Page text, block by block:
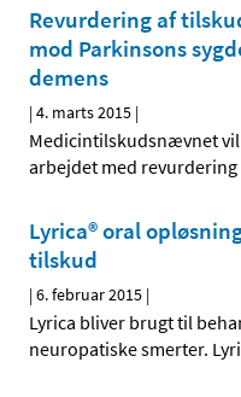
Revurdering af
mod Parkinsons
demens
|4. marts 2015 |
Medicintilskudsnævnet
arbejdet med
Lyrica® oral
tilskud
|6. februar 2015 |
Lyrica bliver brugt til
neuropatiske smerter.